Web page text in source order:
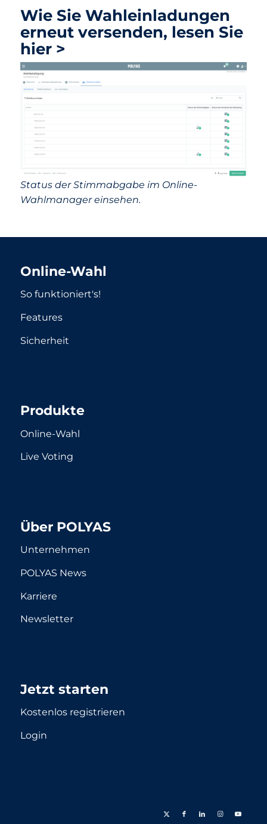
Wie Sie Wahleinladungen
erneut versenden, lesen Sie
hier >
Status der Stimmabgabe im Online-
Wahlmanager einsehen.
Online-Wahl
So funktioniert's!
Features
Sicherheit
Produkte
Online-Wahl
Live Voting
Über POLYAS
Unternehmen
POLYAS News
Karriere
Newsletter
Jetzt starten
Kostenlos registrieren
Login